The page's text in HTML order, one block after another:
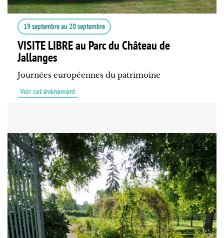
19 septembreau 20 septembre
VISITE LIBRE au Parc du Château de
Jallanges
Journées européennes du patrimoine
Voir cet événement